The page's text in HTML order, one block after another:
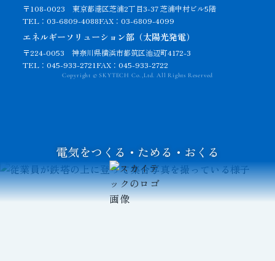
〒108-0023 東京都港区芝浦2丁目3-37 芝浦中村ビル5階
TEL：03-6809-4088FAX：03-6809-4099
エネルギーソリューション部（太陽光発電）
〒224-0053 神奈川県横浜市都筑区池辺町4172-3
TEL：045-933-2721FAX：045-933-2722
Copyright © SKYTECH Co.,Ltd. All Rights Reserved
電気をつくる・ためる・おくる